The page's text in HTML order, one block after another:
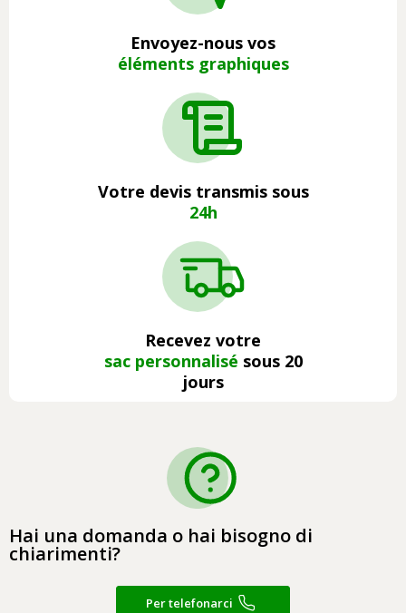
Envoyez-nous vos
éléments graphiques
Votre devis transmis sous
24h
Recevez votre
sac personnalisé sous 20
jours
Hai una domanda o hai bisogno di
chiarimenti?
Per telefonarci